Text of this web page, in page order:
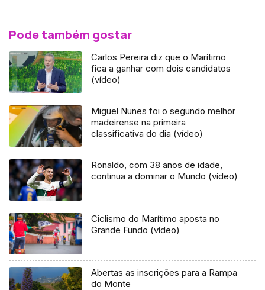
Pode também gostar
Carlos Pereira diz que o Marítimo
fica a ganhar com dois candidatos
(vídeo)
Miguel Nunes foi o segundo melhor
madeirense na primeira
classificativa do dia (vídeo)
Ronaldo, com 38 anos de idade,
continua a dominar o Mundo (vídeo)
Ciclismo do Marítimo aposta no
Grande Fundo (vídeo)
Abertas as inscrições para a Rampa
do Monte